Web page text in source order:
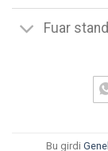
Fuar
Bu girdi Genel